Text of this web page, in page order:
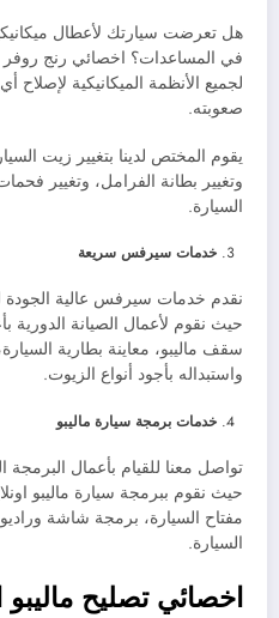
هل تعرضت سيارتك لأعطال
في المساعدات؟ اخصائي رنج
لجميع الأنظمة الميكانيكية
صعوبته.
يقوم المختص لدينا بتغيير زيت
وتغيير بطانة الفرامل، وتغيير
السيارة.
خدمات سيرفس سريعة
نقدم خدمات سيرفس عالية الجودة
حيث نقوم لأعمال الصيانة الدورية
سقف ماليبو، معاينة بطارية
واستبداله بأجود أنواع الزيوت.
خدمات برمجة سيارة ماليبو
تواصل معنا للقيام بأعمال البرمجة
حيث نقوم ببرمجة سيارة ماليبو
مفتاح السيارة، برمجة شاشة
السيارة.
اخصائي تصليح